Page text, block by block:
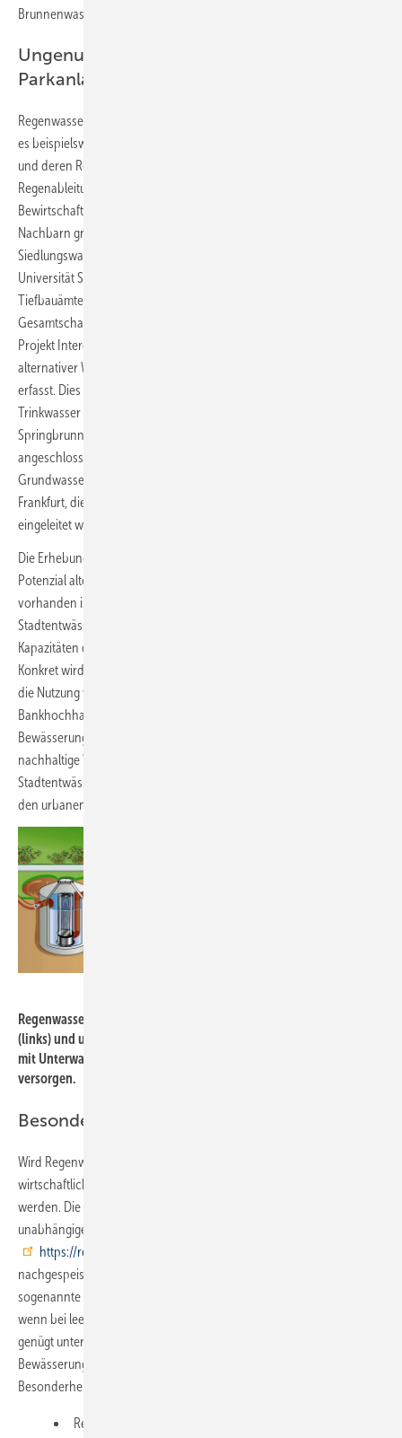
Brunnenwasser wird eine optimale Bewässerung gewährleistet.
Ungenutzte Ressourcen für städtische
Parkanlagen
Regenwasser von Dachflächen der Nachbarn ist eine Option, wenn
es beispielsweise große Gebäude in unmittelbarer Nachbarschaft gibt
und deren Regenwasser nicht genutzt wird. Mussten sie für die
Regenableitung Niederschlagsgebühr bezahlen, weil eine
Bewirtschaftung nicht möglich war, dürfte das Interesse der
Nachbarn groß sein, dieses Wasser abzugeben. Das Institut für
Siedlungswasserbau, Wassergüte- und Abfallwirtschaft (ISWA) der
Universität Stuttgart führt in Kooperation mit den Grünflächen- und
Tiefbauämtern der Städte Stuttgart und Frankfurt/M. eine
Gesamtschau der urbanen Wasserbilanz durch. Konkret werden im
Projekt Interess-I Aufkommen, Verfügbarkeit und Qualität urbaner
alternativer Wasserressourcen systematisch und flächendeckend
erfasst. Dies sind zum Beispiel Abläufe der (meist im Überlauf mit
Trinkwasser betriebenen) mehr als 250 Wasserspiele und
Springbrunnen in Stuttgart, eine Vielzahl von an die Kanalisation
angeschlossenen kleinen Dränagen und Quellaustritten und ständige
Grundwasserhaltungen für einige Büro- und Bankhochhäuser in
Frankfurt, die bisher ungenutzt in die Regenwasserkanalisation
eingeleitet werden.
Die Erhebungen zeigen, dass in beiden Städten bisher ein großes
Potenzial alternativer Wasserressourcen nicht nur ungenutzt
vorhanden ist, sondern eher noch als Problem für die
Stadtentwässerung auftritt, indem diese „Abwässer“ die freien
Kapazitäten der Kanalisation bei Starkregenereignissen verkleinern.
Konkret wird im Rahmen des „Pilotgebietes Wallanlagen“ in Frankfurt
die Nutzung von Wasser aus der Grundwasserhaltung eines
Bankhochhauses im Umfang von 50 000 m³/Monat für die
Bewässerung der Wallanlagen näher untersucht. Damit könnte eine
nachhaltige Win-win-Situation für den Hausbesitzer, die
Stadtentwässerung Frankfurt, das Grünflächenamt und nicht zuletzt
den urbanen Wasserhaushalt und das Stadtklima erreicht werden.
Regenwasserspeicher mit vorgelagertem Filterschacht im Zulauf
(links) und unterirdischer Versickerung des Überlaufs. Entnahme
mit Unterwassermotorpumpen, die das Regenwassercenter
versorgen.
Besonderheiten alternativer Wasserquellen
Wird Regenwasser genutzt und dafür ein Speicher geplant, kann die
wirtschaftlich sinnvolle Größe durch Computersimulation ermittelt
werden. Die Berechnung bieten einige Speicherhersteller und
unabhängige Fachverbände kostenfrei an, unter anderem auf
https://regenwasser-experten.fbr.de/
nachgespeist, ist zur Absicherung des Trinkwassernetzes der
sogenannte freie Auslauf erforderlich. In anderen Fällen, zum Beispiel
wenn bei leerem Regentank Brunnenwasser zum Einsatz kommt,
genügt unter Umständen ein Rohrtrenner. Maßgeblich ist DIN EN 1717,
Bewässerungsspezialisten geben dazu Auskunft. Weitere
Besonderheiten:
Regenwasserabfluss aus Dachbegrünung: Die Verdunstung